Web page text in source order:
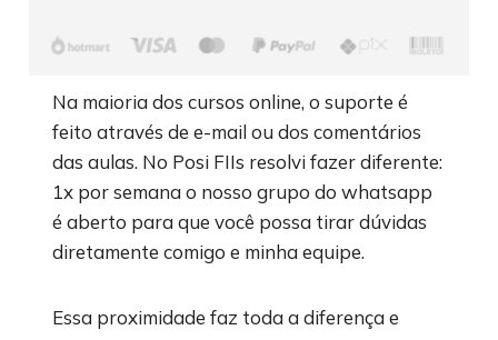
Na maioria dos cursos online, o suporte é
feito através de e-mail ou dos comentários
das aulas. No Posi FIIs resolvi fazer diferente:
1x por semana o nosso grupo do whatsapp
é aberto para que você possa tirar dúvidas
diretamente comigo e minha equipe.
Essa proximidade faz toda a diferença e